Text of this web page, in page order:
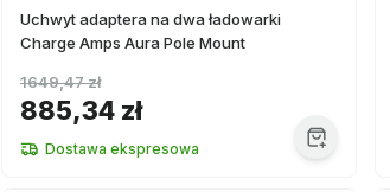
Uchwyt adaptera na dwa ładowarki
Charge Amps Aura Pole Mount
885,34 zł
1649,47 zł
Dostawa ekspresowa